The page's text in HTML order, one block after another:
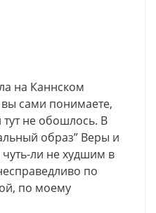
на Каннском
сами понимаете,
не обошлось. В
образ” Веры и
ли не худшим в
по
по моему